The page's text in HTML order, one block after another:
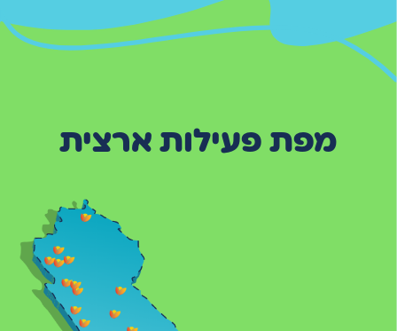
מפת פעילות ארצית